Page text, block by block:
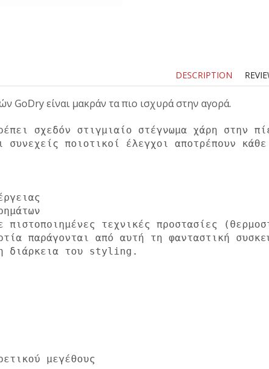
DESCRIPTION
GoDry είναι μακράν τα πιο ισχυρά στην αγορά.
ποιοτικοί έλεγχοι αποτρέπουν
παράγονται από αυτή τη φανταστική
διάρκεια του styling.
μεγέθους